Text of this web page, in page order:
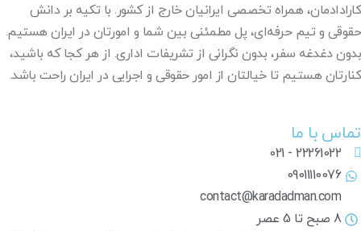
کارادادمان، همراه تخصصی ایرانیان خارج از کشور. با تکیه بر دانش
حقوقی و تیم حرفه‌ای، پل مطمئنی بین شما و امورتان در ایران هستیم.
بدون دغدغه سفر، بدون نگرانی از تشریفات اداری. از هر کجا که باشید،
کنارتان هستیم تا خیالتان از امور حقوقی و اجرایی در ایران راحت باشد.
تماس با ما
22261022 - 021
09011110076
contact@karadadman.com
8 صبح تا 5 عصر